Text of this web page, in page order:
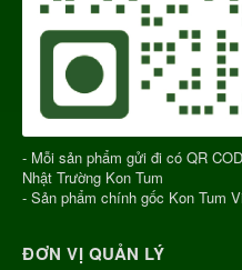
- Mỗi sản phẩm gửi đi có QR
Nhật Trường Kon Tum
- Sản phẩm chính gốc Kon Tum
ĐƠN VỊ QUẢN LÝ